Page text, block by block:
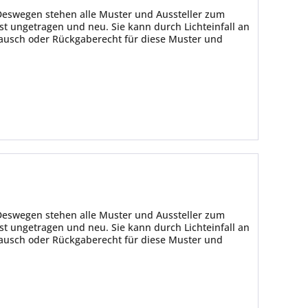
stehen alle Muster und Aussteller zum
ungetragen und neu. Sie kann durch Lichteinfall an
oder Rückgaberecht für diese Muster und
stehen alle Muster und Aussteller zum
ungetragen und neu. Sie kann durch Lichteinfall an
oder Rückgaberecht für diese Muster und